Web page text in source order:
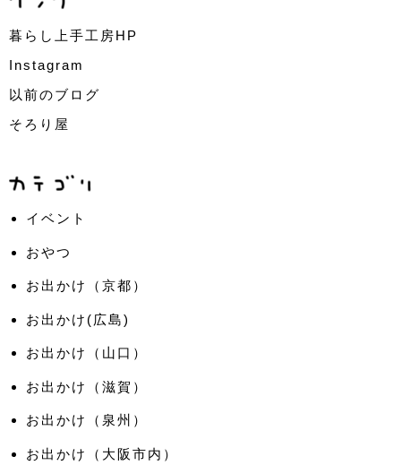
暮らし上手工房HP
Instagram
以前のブログ
そろり屋
イベント
おやつ
お出かけ（京都）
お出かけ(広島)
お出かけ（山口）
お出かけ（滋賀）
お出かけ（泉州）
お出かけ（大阪市内）